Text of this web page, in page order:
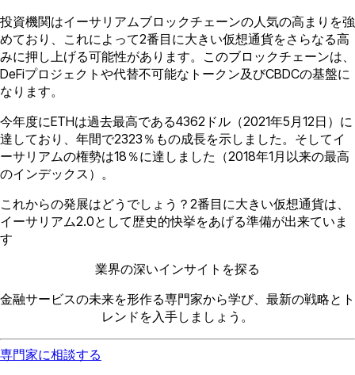
投資機関はイーサリアムブロックチェーンの人気の高まりを強
めており、これによって2番目に大きい仮想通貨をさらなる高
みに押し上げる可能性があります。このブロックチェーンは、
DeFiプロジェクトや代替不可能なトークン及びCBDCの基盤に
なります。
今年度にETHは過去最高である4362ドル（2021年5月12日）に
達しており、年間で2323％もの成長を示しました。そしてイ
ーサリアムの権勢は18％に達しました（2018年1月以来の最高
のインデックス）。
これからの発展はどうでしょう？2番目に大きい仮想通貨は、
イーサリアム2.0として歴史的快挙をあげる準備が出来ていま
す
業界の深いインサイトを探る
金融サービスの未来を形作る専門家から学び、最新の戦略とト
レンドを入手しましょう。
専門家に相談する